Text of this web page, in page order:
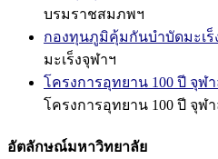
บรมราชสมภพฯ
กองทุนภูมิคุ้มกันบำบัดมะเร็
มะเร็งจุฬาฯ
โครงการอุทยาน 100 ปี จุฬ
โครงการอุทยาน 100 ปี จุฬ
อัตลักษณ์มหาวิทยาลัย